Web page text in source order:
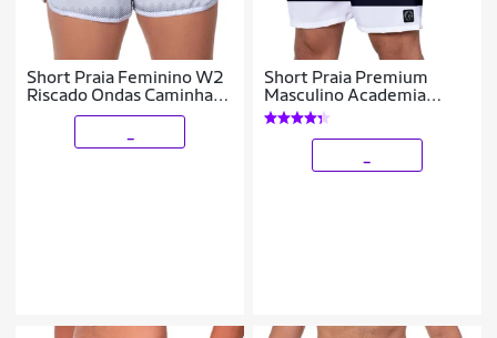
Short Praia Feminino W2
Riscado Ondas Caminhada
Corrida Treino
Short Praia Premium
Masculino Academia
Fitness Caminhada
Listrado Branco e Preto